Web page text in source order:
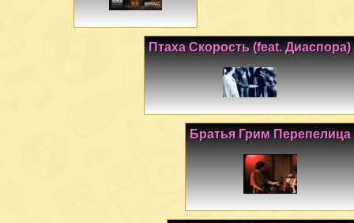
Птаха Скорость (feat. Диаспора)
Братья Грим Перепелица